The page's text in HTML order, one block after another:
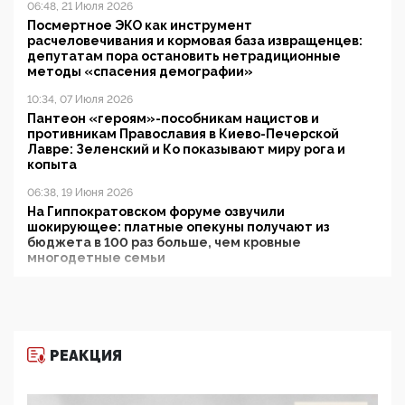
06:48, 21 Июля 2026
Посмертное ЭКО как инструмент
расчеловечивания и кормовая база извращенцев:
депутатам пора остановить нетрадиционные
методы «спасения демографии»
10:34, 07 Июля 2026
Пантеон «героям»-пособникам нацистов и
противникам Православия в Киево-Печерской
Лавре: Зеленский и Ко показывают миру рога и
копыта
06:38, 19 Июня 2026
На Гиппократовском форуме озвучили
шокирующее: платные опекуны получают из
бюджета в 100 раз больше, чем кровные
многодетные семьи
11:53, 09 Июня 2026
деятельность ИИТО ЮНЕСКО в России, но
РЕАКЦИЯ